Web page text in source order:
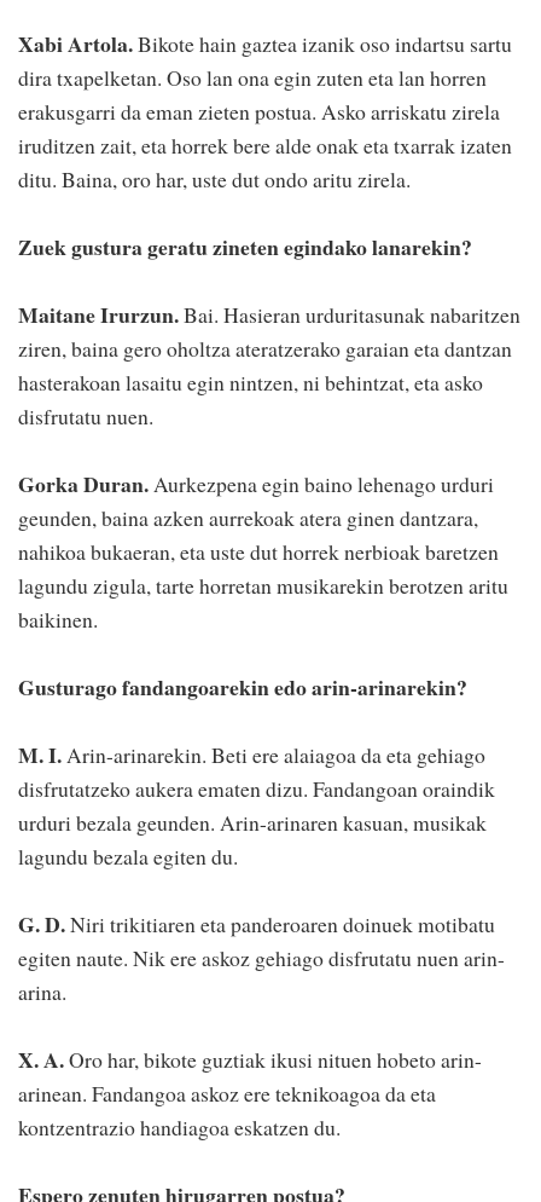
Xabi Artola.Bikote hain gaztea izanik oso indartsu sartu
dira txapelketan. Oso lan ona egin zuten eta lan horren
erakusgarri da eman zieten postua. Asko arriskatu zirela
iruditzen zait, eta horrek bere alde onak eta txarrak izaten
ditu. Baina, oro har, uste dut ondo aritu zirela.
Zuek gustura geratu zineten egindako lanarekin?
Maitane Irurzun.Bai. Hasieran urduritasunak nabaritzen
ziren, baina gero oholtza ateratzerako garaian eta dantzan
hasterakoan lasaitu egin nintzen, ni behintzat, eta asko
disfrutatu nuen.
Gorka Duran. Aurkezpena egin baino lehenago urduri
geunden, baina azken aurrekoak atera ginen dantzara,
nahikoa bukaeran, eta uste dut horrek nerbioak baretzen
lagundu zigula, tarte horretan musikarekin berotzen aritu
baikinen.
Gusturago fandangoarekin edo arin-arinarekin?
M. I. Arin-arinarekin. Beti ere alaiagoa da eta gehiago
disfrutatzeko aukera ematen dizu. Fandangoan oraindik
urduri bezala geunden. Arin-arinaren kasuan, musikak
lagundu bezala egiten du.
G. D.Niri trikitiaren eta panderoaren doinuek motibatu
egiten naute. Nik ere askoz gehiago disfrutatu nuen arin-
arina.
X. A.Oro har, bikote guztiak ikusi nituen hobeto arin-
arinean. Fandangoa askoz ere teknikoagoa da eta
kontzentrazio handiagoa eskatzen du.
Espero zenuten hirugarren postua?